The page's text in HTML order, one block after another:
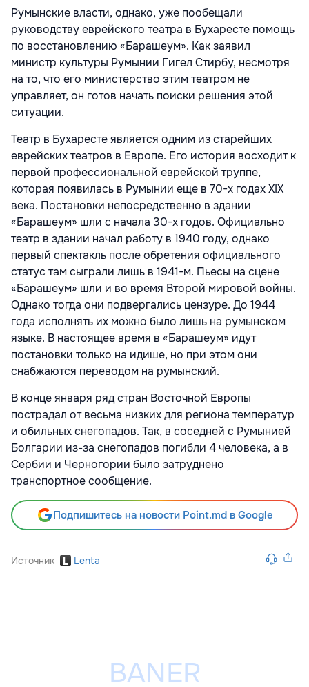
Румынские власти, однако, уже пообещали
руководству еврейского театра в Бухаресте помощь
по восстановлению «Барашеум». Как заявил
министр культуры Румынии Гигел Стирбу, несмотря
на то, что его министерство этим театром не
управляет, он готов начать поиски решения этой
ситуации.
Театр в Бухаресте является одним из старейших
еврейских театров в Европе. Его история восходит к
первой профессиональной еврейской труппе,
которая появилась в Румынии еще в 70-х годах XIX
века. Постановки непосредственно в здании
«Барашеум» шли с начала 30-х годов. Официально
театр в здании начал работу в 1940 году, однако
первый спектакль после обретения официального
статус там сыграли лишь в 1941-м. Пьесы на сцене
«Барашеум» шли и во время Второй мировой войны.
Однако тогда они подвергались цензуре. До 1944
года исполнять их можно было лишь на румынском
языке. В настоящее время в «Барашеум» идут
постановки только на идише, но при этом они
снабжаются переводом на румынский.
В конце января ряд стран Восточной Европы
пострадал от весьма низких для региона температур
и обильных снегопадов. Так, в соседней с Румынией
Болгарии из-за снегопадов погибли 4 человека, а в
Сербии и Черногории было затруднено
транспортное сообщение.
Подпишитесь на новости Point.md в Google
Источник Lenta